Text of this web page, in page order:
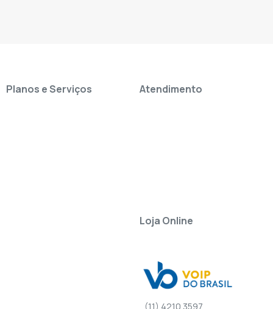
Planos e Serviços Atendimento
Loja Online
(11) 4210.3597